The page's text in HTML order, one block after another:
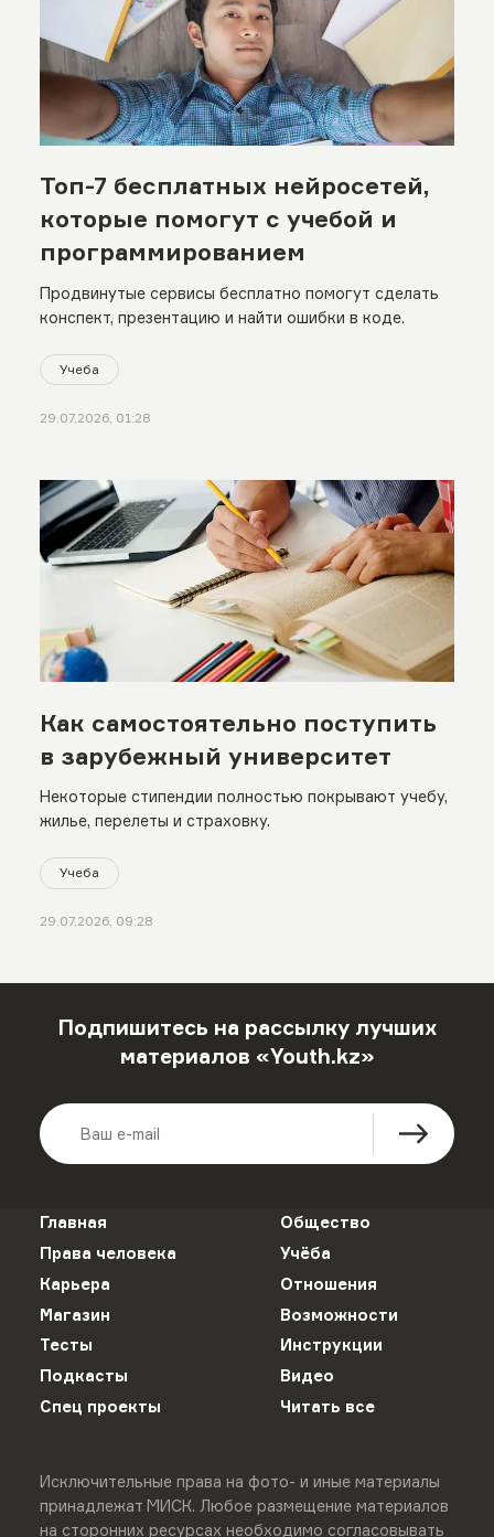
Топ-7 бесплатных нейросетей,
которые помогут с учебой и
программированием
Продвинутые сервисы бесплатно помогут сделать
конспект, презентацию и найти ошибки в коде.
Учеба
29.07.2026, 01:28
Как самостоятельно поступить
в зарубежный университет
Некоторые стипендии полностью покрывают учебу,
жилье, перелеты и страховку.
Учеба
29.07.2026, 09:28
Подпишитесь на рассылку лучших
материалов «Youth.kz»
Главная
Общество
Права человека
Учёба
Карьера
Отношения
Магазин
Возможности
Тесты
Инструкции
Подкасты
Видео
Спец проекты
Читать все
Исключительные права на фото- и иные материалы
принадлежат МИСК. Любое размещение материалов
на сторонних ресурсах необходимо согласовывать